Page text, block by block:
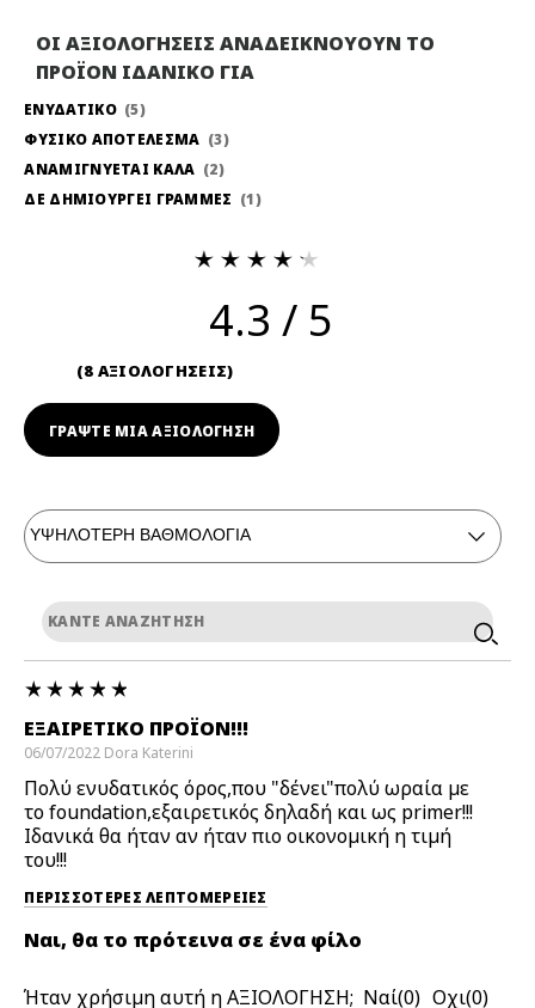
ΟΙ ΑΞΙΟΛΟΓΗΣΕΙΣ ΑΝΑΔΕΙΚΝΟΥΟΥΝ ΤΟ
ΠΡΟΪΟΝ ΙΔΑΝΙΚΟ ΓΙΑ
ΕΝΥΔΑΤΙΚΟ
5
ΦΥΣΙΚΟ ΑΠΟΤΕΛΕΣΜΑ
3
ΑΝΑΜΙΓΝΥΕΤΑΙ ΚΑΛΑ
2
ΔΕ ΔΗΜΙΟΥΡΓΕΙ ΓΡΑΜΜΕΣ
1
4.3
8 ΑΞΙΟΛΟΓΗΣΕΙΣ
ΓΡΆΨΤΕ ΜΙΑ ΑΞΙΟΛΟΓΗΣΗ
ΕΞΑΙΡΕΤΙΚΌ ΠΡΟΪΌΝ!!!
06/07/2022 Dora Katerini
Πολύ ενυδατικός όρος,που "δένει"πολύ ωραία με
το foundation,εξαιρετικός δηλαδή και ως primer!!!
Ιδανικά θα ήταν αν ήταν πιο οικονομική η τιμή
του!!!
ΠΕΡΙΣΣΌΤΕΡΕΣ ΛΕΠΤΟΜΈΡΕΙΕΣ
Ναι, θα το πρότεινα σε ένα φίλο
Ήταν χρήσιμη αυτή η ΑΞΙΟΛΟΓΗΣΗ; 0 0